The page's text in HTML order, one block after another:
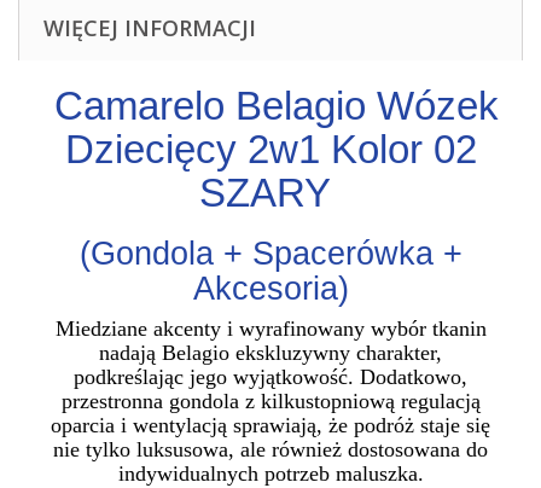
WIĘCEJ INFORMACJI
Camarelo Belagio Wózek
Dziecięcy 2w1 Kolor 02
SZARY
(Gondola + Spacerówka +
Akcesoria)
Miedziane akcenty i wyrafinowany wybór tkanin
nadają Belagio ekskluzywny charakter,
podkreślając jego wyjątkowość. Dodatkowo,
przestronna gondola z kilkustopniową regulacją
oparcia i wentylacją sprawiają, że podróż staje się
nie tylko luksusowa, ale również dostosowana do
indywidualnych potrzeb maluszka.